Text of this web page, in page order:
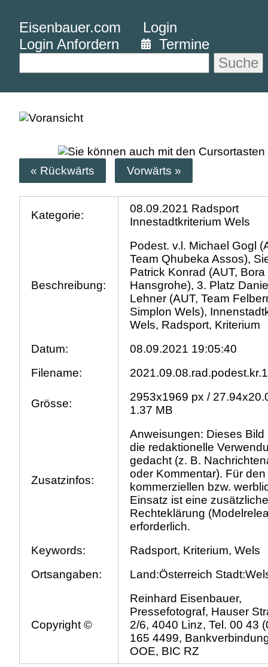
Eisenbauer.com
Login
Login Anfordern
Termine
Suche
« Rückwärts Vorwärts »
Kategorie:
08.09.2021 Radsport
Innestadtkriterium Wels
Beschreibung:
Podest. v.l. Michael Gogl
Team Qhubeka Assos),
Patrick Konrad (AUT, Bora
Hansgrohe), 3. Platz
Lehner (AUT, Team
Simplon Wels),
Wels, Radsport, Kriterium
Datum:
08.09.2021 19:05:40
Filename:
Grösse:
2953x1969 px /
1.37 MB
Zusatzinfos:
Anweisungen: Dieses Bild
die redaktionelle
gedacht (z. B.
oder Kommentar). Für den
kommerziellen bzw.
Einsatz ist eine
Rechteklärung
erforderlich.
Keywords:
Radsport, Kriterium, Wels
Ortsangaben:
Land:Österreich
Copyright ©
Reinhard Eisenbauer,
Pressefotograf, Hauser
2/6, 4040 Linz, Tel. 00 43
165 4499,
OOE, BIC RZ